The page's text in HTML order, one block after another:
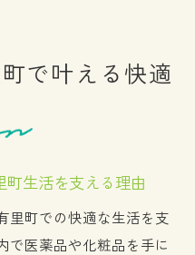
で叶える快適
生活を支える理由
里町での快適な生活を支
で医薬品や化粧品を手に